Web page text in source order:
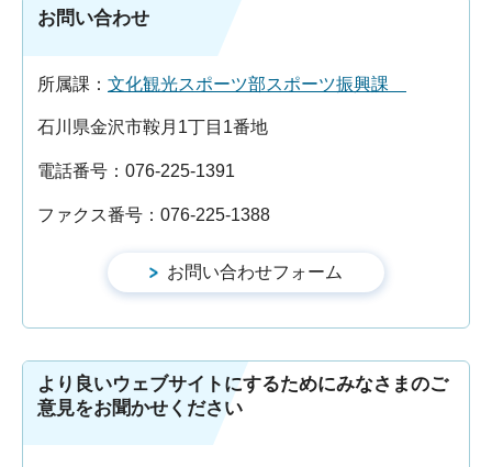
お問い合わせ
所属課： 文化観光スポーツ部スポーツ振興課
石川県金沢市鞍月1丁目1番地
電話番号：076-225-1391
ファクス番号：076-225-1388
より良いウェブサイトにするためにみなさまのご
意見をお聞かせください